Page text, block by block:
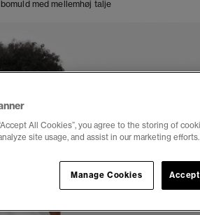
med mellemhøj talje
All Cookies”, you agree to the storing of
site usage, and assist in our marketing efforts.
Manage Cookies